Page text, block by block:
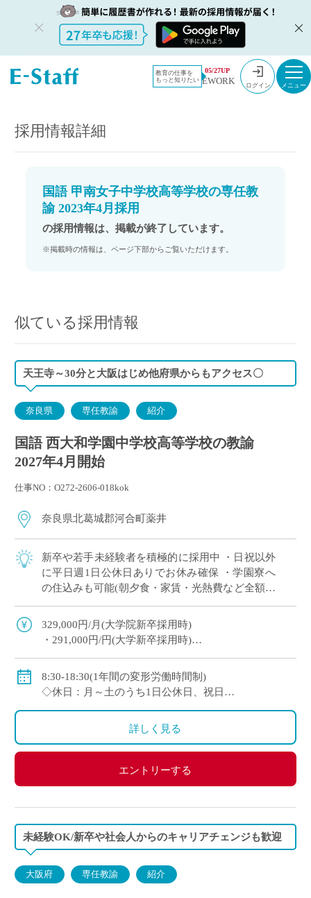
教育の仕事を
もっと知りたい
05/27UP
EWORK ログイン
教員採用情
報のイー・
採用情報
国語 甲南女子中学校高等学校の専任教諭 2023年4月採用
採用情報詳細
国語 甲南女子中学校高等学校の専任教
諭 2023年4月採用
の採用情報は、掲載が終了しています。
※掲載時の情報は、ページ下部からご覧いただけます。
似ている採用情報
天王寺～30分と大阪はじめ他府県からもアクセス〇
奈良県 専任教諭 紹介
国語 西大和学園中学校高等学校の教諭
2027年4月開始
仕事NO：O272-2606-018kok
奈良県北葛城郡河合町薬井
新卒や若手未経験者を積極的に採用中 ・日祝以外
に平日週1日公休日ありでお休み確保 ・学園寮へ
の住込みも可能(朝夕食・家賃・光熱費など全額学
活的な自立を全面的にバックアップ ・ […]
329,000円/月(大学院新卒採用時)
・291,000円/円(大学新卒採用時)
◇手当：各種有
・通勤手当：上限50,000円)
・住居手当：賃貸の場合は上限27,000円)
・その他、扶養等の諸手当が条件に応じて支給あり
◇保険：私学共済、雇用保険など
8:30-18:30(1年間の変形労働時間制)
◇休日：月～土のうち1日公休日、祝日
詳しく見る
エントリーする
未経験OK/新卒や社会人からのキャリアチェンジも歓迎
大阪府 専任教諭 紹介